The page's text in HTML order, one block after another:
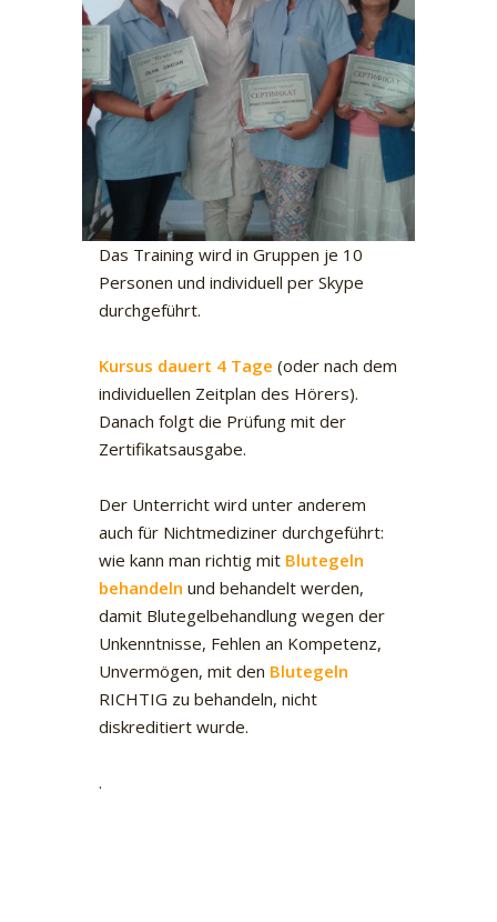
Das Training wird in Gruppen je 10
Personen und individuell per Skype
durchgeführt.
Kursus dauert 4 Tage (oder nach dem
individuellen Zeitplan des Hörers).
Danach folgt die Prüfung mit der
Zertifikatsausgabe.
Der Unterricht wird unter anderem
auch für Nichtmediziner durchgeführt:
wie kann man richtig mit Blutegeln
behandeln und behandelt werden,
damit Blutegelbehandlung wegen der
Unkenntnisse, Fehlen an Kompetenz,
Unvermögen, mit den Blutegeln
RICHTIG zu behandeln, nicht
diskreditiert wurde.
.